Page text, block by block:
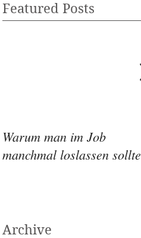
Featured Posts
Warum man im Job
manchmal loslassen sollte
Archive